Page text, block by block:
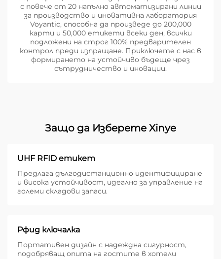
с повече от 20 напълно автоматизирани линии
за производство и иновативна лаборатория
Voyantic, способна да произведе до 200,000
карти и 50,000 етикети всеки ден, всички
подложени на строг 100% предварителен
контрол преди изпращане. Приключете с нас в
формирането на устойчиво бъдеще чрез
сътрудничество и иновации.
Защо да Изберете Xinye
UHF RFID етикет
Предлага дългодистанционно идентифициране
и висока устойчивост, идеално за управление на
големи складови запаси.
Рфид ключалка
Портативен дизайн с надеждна сигурност,
подобряващ опита на гостите в хотели